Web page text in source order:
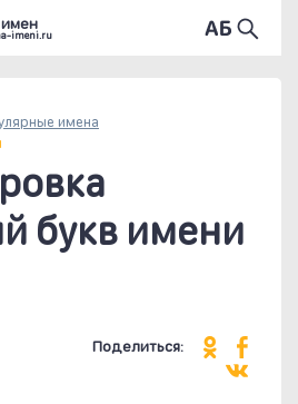
imeni.ru
имена
букв имени
Поделиться: